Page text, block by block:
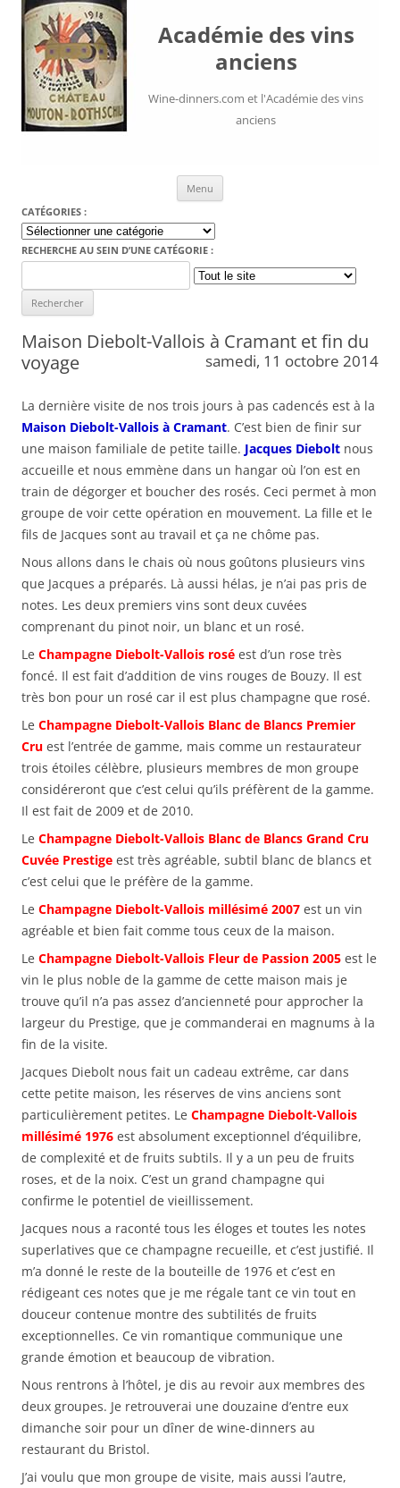
Académie des vins
anciens
Wine-dinners.com et l'Académie des vins
anciens
Menu
CATÉGORIES :
Catégories
:
RECHERCHE AU SEIN D’UNE CATÉGORIE :
for:
Maison Diebolt-Vallois à Cramant et fin du
voyage
samedi, 11 octobre 2014
La dernière visite de nos trois jours à pas cadencés est à la
Maison Diebolt-Vallois à Cramant. C’est bien de finir sur
une maison familiale de petite taille. Jacques Diebolt nous
accueille et nous emmène dans un hangar où l’on est en
train de dégorger et boucher des rosés. Ceci permet à mon
groupe de voir cette opération en mouvement. La fille et le
fils de Jacques sont au travail et ça ne chôme pas.
Nous allons dans le chais où nous goûtons plusieurs vins
que Jacques a préparés. Là aussi hélas, je n’ai pas pris de
notes. Les deux premiers vins sont deux cuvées
comprenant du pinot noir, un blanc et un rosé.
Le Champagne Diebolt-Vallois rosé est d’un rose très
foncé. Il est fait d’addition de vins rouges de Bouzy. Il est
très bon pour un rosé car il est plus champagne que rosé.
Le Champagne Diebolt-Vallois Blanc de Blancs Premier
Cru est l’entrée de gamme, mais comme un restaurateur
trois étoiles célèbre, plusieurs membres de mon groupe
considéreront que c’est celui qu’ils préfèrent de la gamme.
Il est fait de 2009 et de 2010.
Le Champagne Diebolt-Vallois Blanc de Blancs Grand Cru
Cuvée Prestige est très agréable, subtil blanc de blancs et
c’est celui que le préfère de la gamme.
Le Champagne Diebolt-Vallois millésimé 2007 est un vin
agréable et bien fait comme tous ceux de la maison.
Le Champagne Diebolt-Vallois Fleur de Passion 2005 est le
vin le plus noble de la gamme de cette maison mais je
trouve qu’il n’a pas assez d’ancienneté pour approcher la
largeur du Prestige, que je commanderai en magnums à la
fin de la visite.
Jacques Diebolt nous fait un cadeau extrême, car dans
cette petite maison, les réserves de vins anciens sont
particulièrement petites. Le Champagne Diebolt-Vallois
millésimé 1976 est absolument exceptionnel d’équilibre,
de complexité et de fruits subtils. Il y a un peu de fruits
roses, et de la noix. C’est un grand champagne qui
confirme le potentiel de vieillissement.
Jacques nous a raconté tous les éloges et toutes les notes
superlatives que ce champagne recueille, et c’est justifié. Il
m’a donné le reste de la bouteille de 1976 et c’est en
rédigeant ces notes que je me régale tant ce vin tout en
douceur contenue montre des subtilités de fruits
exceptionnelles. Ce vin romantique communique une
grande émotion et beaucoup de vibration.
Nous rentrons à l’hôtel, je dis au revoir aux membres des
deux groupes. Je retrouverai une douzaine d’entre eux
dimanche soir pour un dîner de wine-dinners au
restaurant du Bristol.
J’ai voulu que mon groupe de visite, mais aussi l’autre,